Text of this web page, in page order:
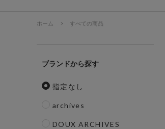
ホーム > すべての商品
ブランド
指定なし
archives
DOUX ARCHIVES